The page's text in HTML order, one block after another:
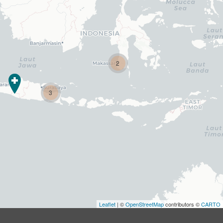
3
2
Leaflet| ©OpenStreetMapcontributors ©CARTO